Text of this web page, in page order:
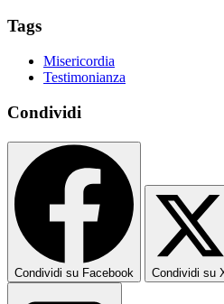
Tags
Misericordia
Testimonianza
Condividi
Condividi su Facebook Condividi su